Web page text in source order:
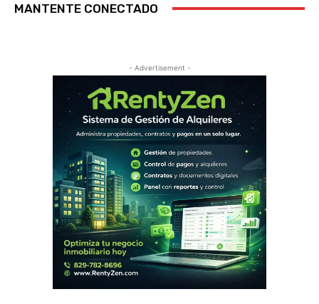
MANTENTE CONECTADO
- Advertisement -